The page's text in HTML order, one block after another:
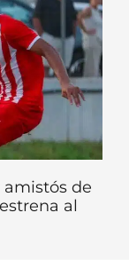
amistós de
al